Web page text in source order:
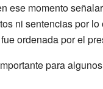
ese momento
ni sentencias por
ordenada por el
para